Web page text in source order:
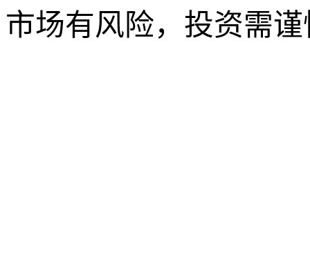
市场有风险，投资需